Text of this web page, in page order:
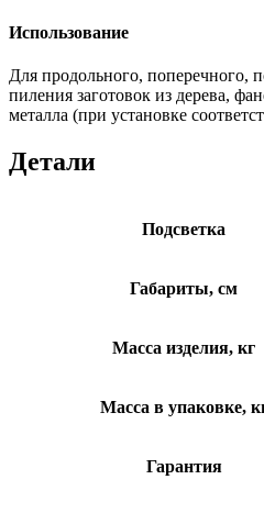
Использование
Для продольного, поперечного,
пиления заготовок из дерева,
металла (при установке
Детали
Подсветка
Габариты, см
Масса изделия, кг
Масса в упаковке,
Гарантия